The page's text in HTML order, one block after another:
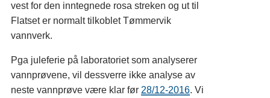
vest for den inntegnede rosa streken og ut til
Flatset er normalt tilkoblet Tømmervik
vannverk.
Pga juleferie på laboratoriet som analyserer
vannprøvene, vil dessverre ikke analyse av
neste vannprøve være klar før 28/12-2016. Vi